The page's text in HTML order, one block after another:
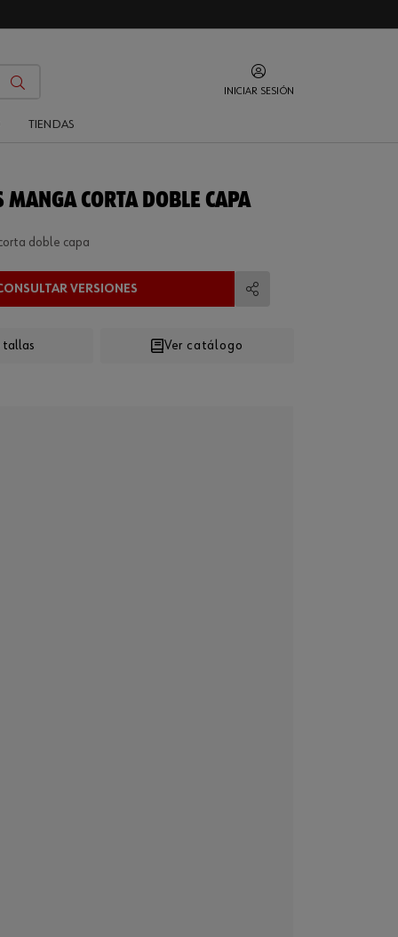
INICIAR SESIÓN
TIENDAS
MANGA CORTA DOBLE CAPA
doble capa
VERSIONES
Compartir
Ver catálogo
tallas